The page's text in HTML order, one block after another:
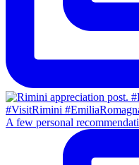
A few personal